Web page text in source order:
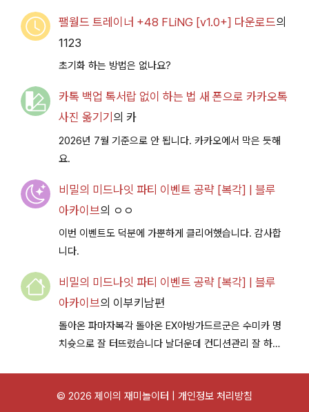
팰월드 트레이너 +48 FLiNG [v1.0+] 다운로드의
1123
초기화 하는 방법은 없나요?
카톡 백업 톡서랍 없이 하는 법 새 폰으로 카카오톡
사진 옮기기 의 카
2026년 7월 기준으로 안 됩니다. 카카오에서 막은 듯해
요.
비밀의 미드나잇 파티 이벤트 공략 [복각] | 블루
아카이브의 ㅇㅇ
이번 이벤트도 덕분에 가뿐하게 클리어했습니다. 감사합
니다.
비밀의 미드나잇 파티 이벤트 공략 [복각] | 블루
아카이브의 이부키남편
돌아온 파마자복각 돌아온 EX아방가드르군은 수미카 명
치슛으로 잘 터뜨렸습니다 날더운데 컨디션관리 잘 하시
© 2026 제이의 재미놀이터 | 개인정보 처리방침